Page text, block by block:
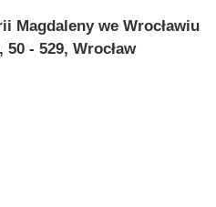
Magdaleny we Wrocławiu
50 - 529, Wrocław